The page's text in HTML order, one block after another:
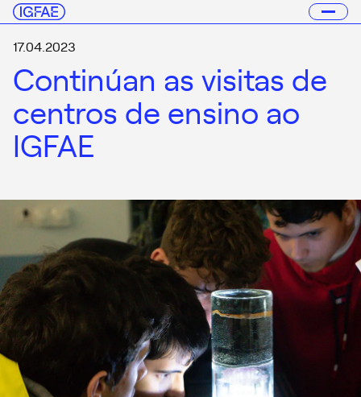
17.04.2023
Continúan as visitas de
centros de ensino ao
IGFAE